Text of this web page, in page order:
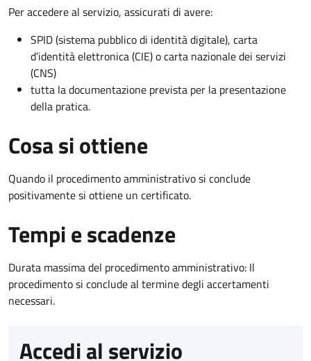
Per accedere al servizio, assicurati di avere:
SPID (sistema pubblico di identità digitale), carta
d’identità elettronica (CIE) o carta nazionale dei servizi
(CNS)
tutta la documentazione prevista per la presentazione
della pratica.
Cosa si ottiene
Quando il procedimento amministrativo si conclude
positivamente si ottiene un certificato.
Tempi e scadenze
Durata massima del procedimento amministrativo: Il
procedimento si conclude al termine degli accertamenti
necessari.
Accedi al servizio